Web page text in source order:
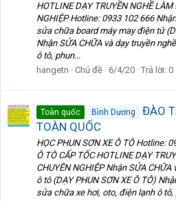
HOTLINE DẠY TRUYỀN NGHỀ LÀM
NGHIỆP Hotline: 0933 102 666
sửa chữa board máy may điện tử
Nhận SỬA CHỮA và dạy truyền
ô tô, phun...
hangetn
Chủ đề 6/4/20 Trả lời: 0
Toàn quốc Bình Dương
ĐÀO
TOÀN QUỐC
HỌC PHUN SƠN XE Ô TÔ Hotline:
Ô TÔ CẤP TỐC HOTLINE DẠY
CHUYÊN NGHIỆP Nhận SỬA
ô tô (DẠY PHUN SƠN XE Ô TÔ)
sửa chữa xe hơi, oto, điện lạnh ô tô,